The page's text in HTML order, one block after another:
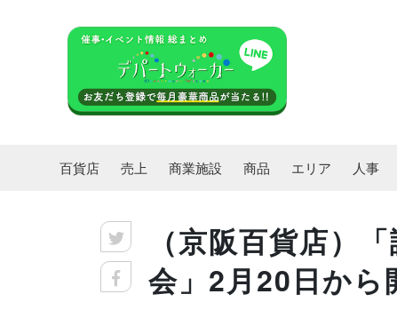
百貨店 売上 商業施設 商品 エリア 人事
（京阪百貨店）
会」2月20日から